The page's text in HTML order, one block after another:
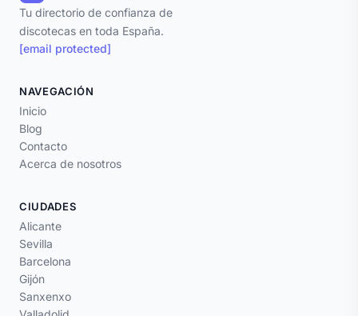
Tu directorio de confianza de
discotecas en toda España.
[email protected]
NAVEGACIÓN
Inicio
Blog
Contacto
Acerca de nosotros
CIUDADES
Alicante
Sevilla
Barcelona
Gijón
Sanxenxo